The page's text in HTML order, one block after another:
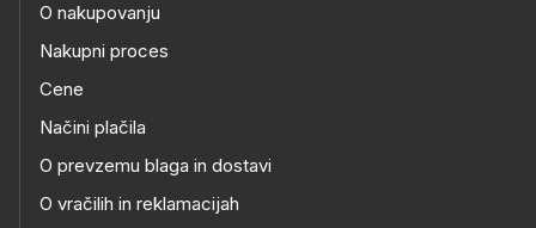
O nakupovanju
Nakupni proces
Cene
Načini plačila
O prevzemu blaga in dostavi
O vračilih in reklamacijah